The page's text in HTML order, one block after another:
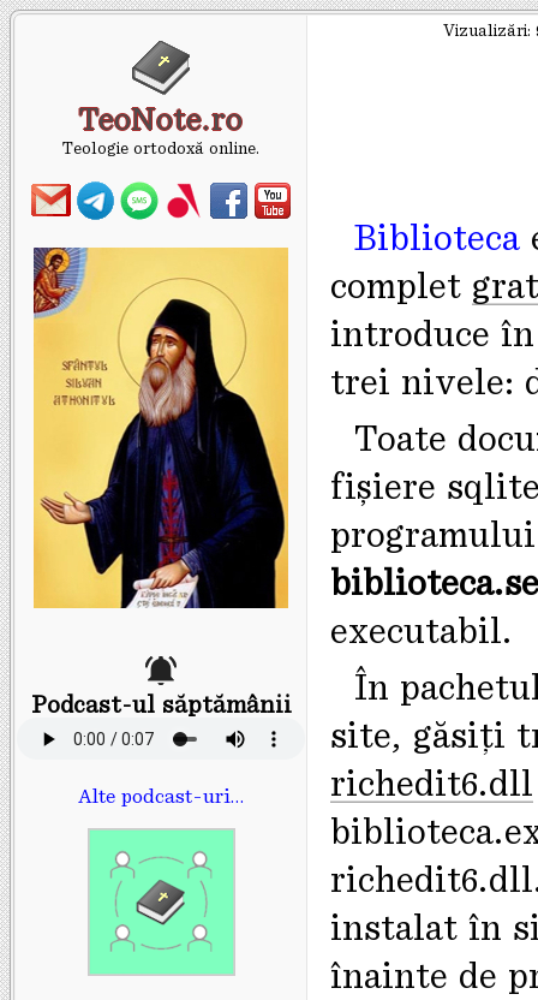
TeoNote.ro
Teologie ortodoxă online.
Podcast-ul săptămânii
Alte podcast-uri…
Vizualizări:
Biblioteca
complet
introduce
trei nivele:
Toate
fișiere
executabil.
În
site, găsiți
richedit6.dll
instalat în
înainte de